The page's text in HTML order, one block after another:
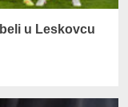
u Leskovcu